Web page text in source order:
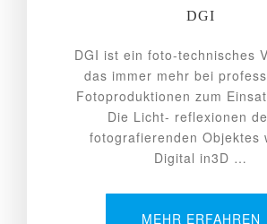
DGI
DGI ist ein foto-technisches
das immer mehr bei
Fotoproduktionen zum
Die Licht- reflexionen
fotografierenden Objektes
Digital in3D …
MEHR ERFAHREN